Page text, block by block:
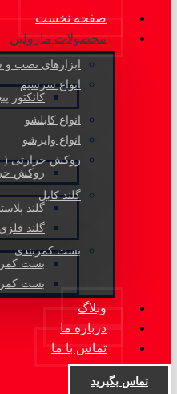
صفحه نخست
محصولات مارولین
ابزارهای نصب
انواع سرسیم
کانکتور
انواع کابلشو
انواع وایرشو
روکش حرارتی (
روکش
گلند کابل
گلند
گلند فلزی
بست کمربندی
بست
بست
وبلاگ
درباره ما
تماس با ما
تماس بگیرید